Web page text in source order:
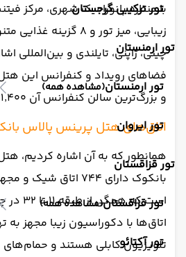
تور ترکیبی گرجستان
تور ارمنستان
تور ارمنستان(مشاهده همه)
تور ایروان
تور قزاقستان
تور قزاقستان(مشاهده همه)
تور آکتائو
با منظره پانورامیک شهری، مرکز
زیبایی، میز تور و ۸
چینی، ژاپنی، تایلندی و بین‌المللی
و بزرگ‌ترین سالن کنفرانس آن ۱٬۴۰۰ متر مربع مساحت دارد.
اتاق‌های هتل پرینس پالاس
همانطور که به آن اشاره کردیم،
است که
اتاق‌ها با دکوراسیون زیبا مجهز به
تلویزیون کابلی هستند و حمام‌های